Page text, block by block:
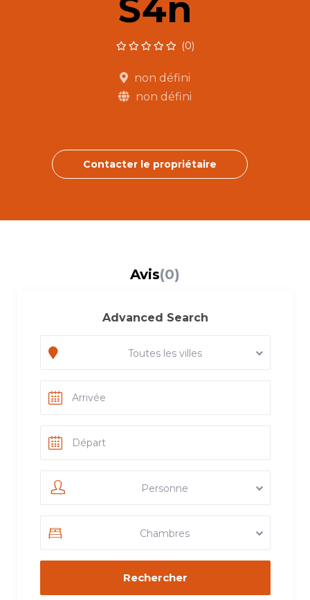
S4n
(0)
non défini
non défini
Contacter le propriétaire
Avis(0)
Advanced Search
Toutes les villes
Personne
Chambres